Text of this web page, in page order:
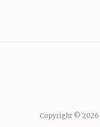
Copyright © 2026